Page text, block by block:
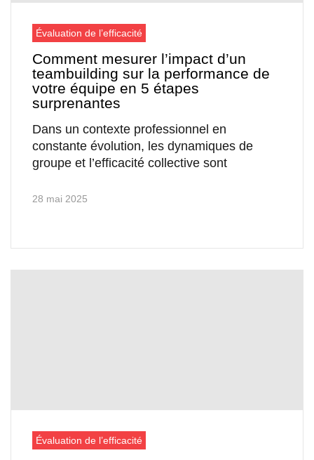
Évaluation de l’efficacité
Comment mesurer l’impact d’un
teambuilding sur la performance de
votre équipe en 5 étapes
surprenantes
Dans un contexte professionnel en
constante évolution, les dynamiques de
groupe et l’efficacité collective sont
28 mai 2025
Évaluation de l’efficacité